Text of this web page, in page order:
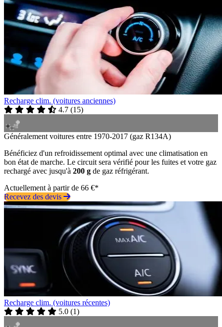
Recharge clim. (voitures anciennes)
4.7 (15)
Généralement voitures entre 1970-2017 (gaz R134A)
Bénéficiez d'un refroidissement optimal avec une climatisation en
bon état de marche. Le circuit sera vérifié pour les fuites et votre gaz
rechargé avec jusqu'à 200 g de gaz réfrigérant.
Actuellement à partir de 66 €*
Recevez des devis
Recharge clim. (voitures récentes)
5.0 (1)